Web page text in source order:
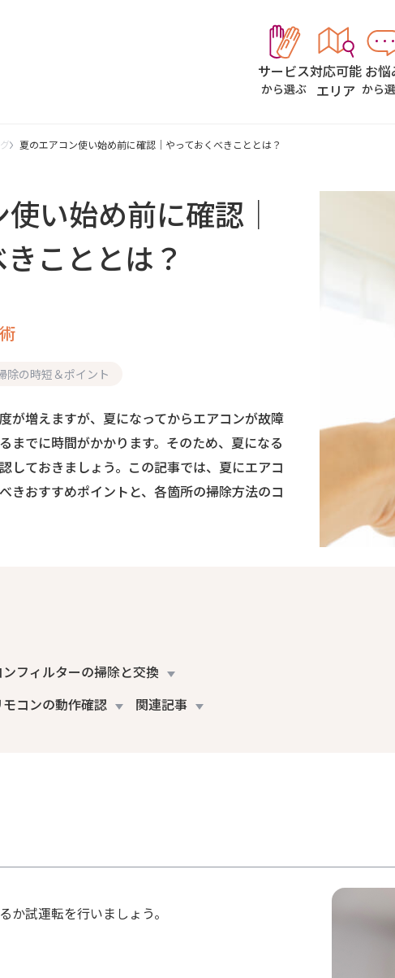
サービス
から選ぶ
対応可能
エリア
お悩
から
夏のエアコン使い始め前に確認│やっておくべきこととは？
い始め前に確認│
こととは？
除の時短＆ポイント
が増えますが、夏になってからエアコンが故障
までに時間がかかります。そのため、夏になる
しておきましょう。この記事では、夏にエアコ
きおすすめポイントと、各箇所の掃除方法のコ
フィルターの掃除と交換
モコンの動作確認 関連記事
か試運転を行いましょう。